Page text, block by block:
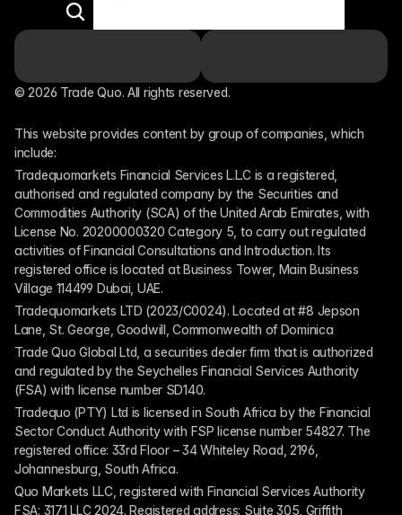
© 2026 Trade Quo. All rights reserved.
This website provides content by group of companies, which
include:
Tradequomarkets Financial Services L.L.C is a registered,
authorised and regulated company by the Securities and
Commodities Authority (SCA) of the United Arab Emirates, with
License No. 20200000320 Category 5, to carry out regulated
activities of Financial Consultations and Introduction. Its
registered office is located at Business Tower, Main Business
Village 114499 Dubai, UAE.
Tradequomarkets LTD (2023/C0024). Located at #8 Jepson
Lane, St. George, Goodwill, Commonwealth of Dominica
Trade Quo Global Ltd, a securities dealer firm that is authorized
and regulated by the Seychelles Financial Services Authority
(FSA) with license number SD140.
Tradequo (PTY) Ltd is licensed in South Africa by the Financial
Sector Conduct Authority with FSP license number 54827. The
registered office: 33rd Floor – 34 Whiteley Road, 2196,
Johannesburg, South Africa.
Quo Markets LLC, registered with Financial Services Authority
FSA: 3171 LLC 2024. Registered address: Suite 305, Griffith